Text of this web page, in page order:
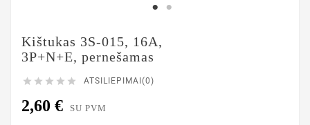
Kištukas 3S-015, 16A,
3P+N+E, pernešamas
     ATSILIEPIMAI(0)
2,60 € SU PVM